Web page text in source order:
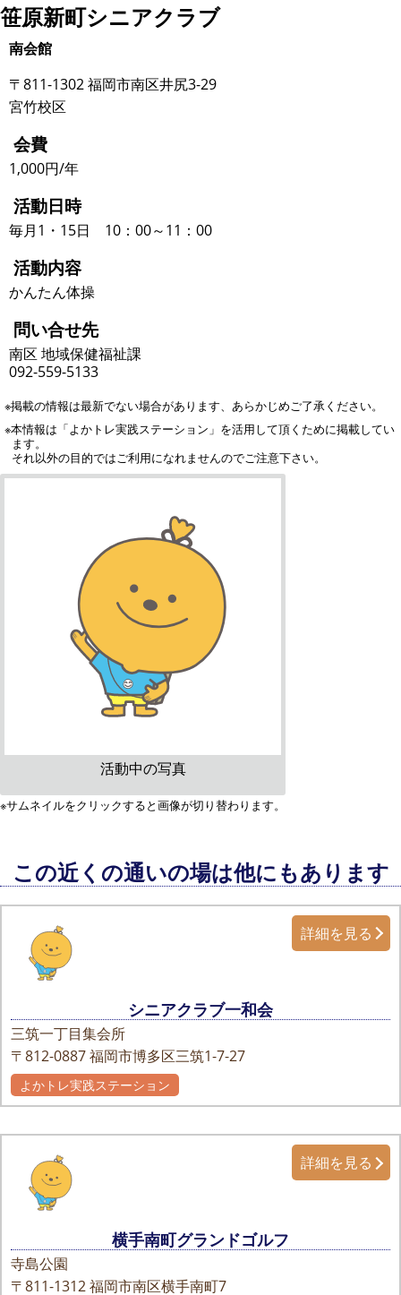
笹原新町シニアクラブ
南会館
〒811-1302 福岡市南区井尻3-29
宮竹校区
会費
1,000円/年
活動日時
毎月1・15日 10：00～11：00
活動内容
かんたん体操
問い合せ先
南区 地域保健福祉課
092-559-5133
※掲載の情報は最新でない場合があります、あらかじめご了承ください。
※本情報は「よかトレ実践ステーション」を活用して頂くために掲載してい
ます。
それ以外の目的ではご利用になれませんのでご注意下さい。
活動中の写真
※サムネイルをクリックすると画像が切り替わります。
この近くの通いの場は他にもあります
シニアクラブ一和会
三筑一丁目集会所
〒812-0887福岡市博多区三筑1-7-27
詳細を見る
よかトレ実践ステーション
横手南町グランドゴルフ
寺島公園
〒811-1312福岡市南区横手南町7
詳細を見る